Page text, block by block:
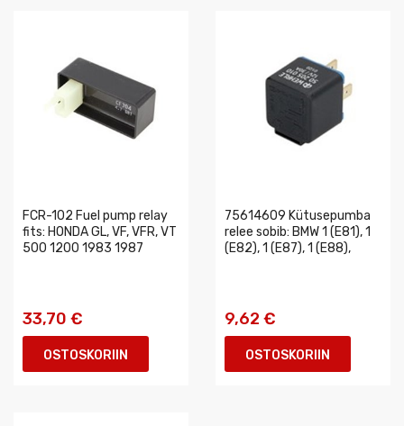
FCR-102 Fuel pump relay
fits: HONDA GL, VF, VFR, VT
500 1200 1983 1987
33,70 €
OSTOSKORIIN
75614609 Kütusepumba
relee sobib: BMW 1 (E81), 1
(E82), 1 (E87), 1 (E88),
9,62 €
OSTOSKORIIN